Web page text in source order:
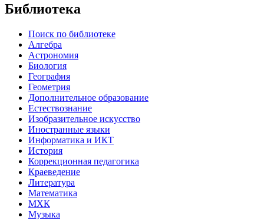
Библиотека
Поиск по библиотеке
Алгебра
Астрономия
Биология
География
Геометрия
Дополнительное образование
Естествознание
Изобразительное искусство
Иностранные языки
Информатика и ИКТ
История
Коррекционная педагогика
Краеведение
Литература
Математика
МХК
Музыка